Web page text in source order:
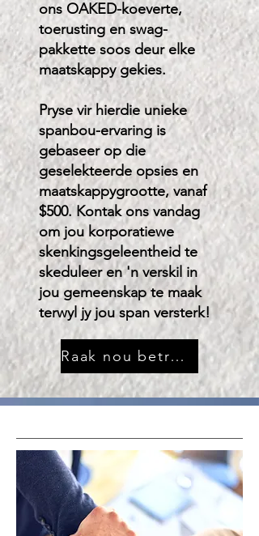
ons OAKED-koeverte,
toerusting en swag-
pakkette soos deur elke
maatskappy gekies.
Pryse vir hierdie unieke
spanbou-ervaring is
gebaseer op die
geselekteerde opsies en
maatskappygrootte, vanaf
$500. Kontak ons vandag
om jou korporatiewe
skenkingsgeleentheid te
skeduleer en 'n verskil in
jou gemeenskap te maak
terwyl jy jou span versterk!
Raak nou betrokke